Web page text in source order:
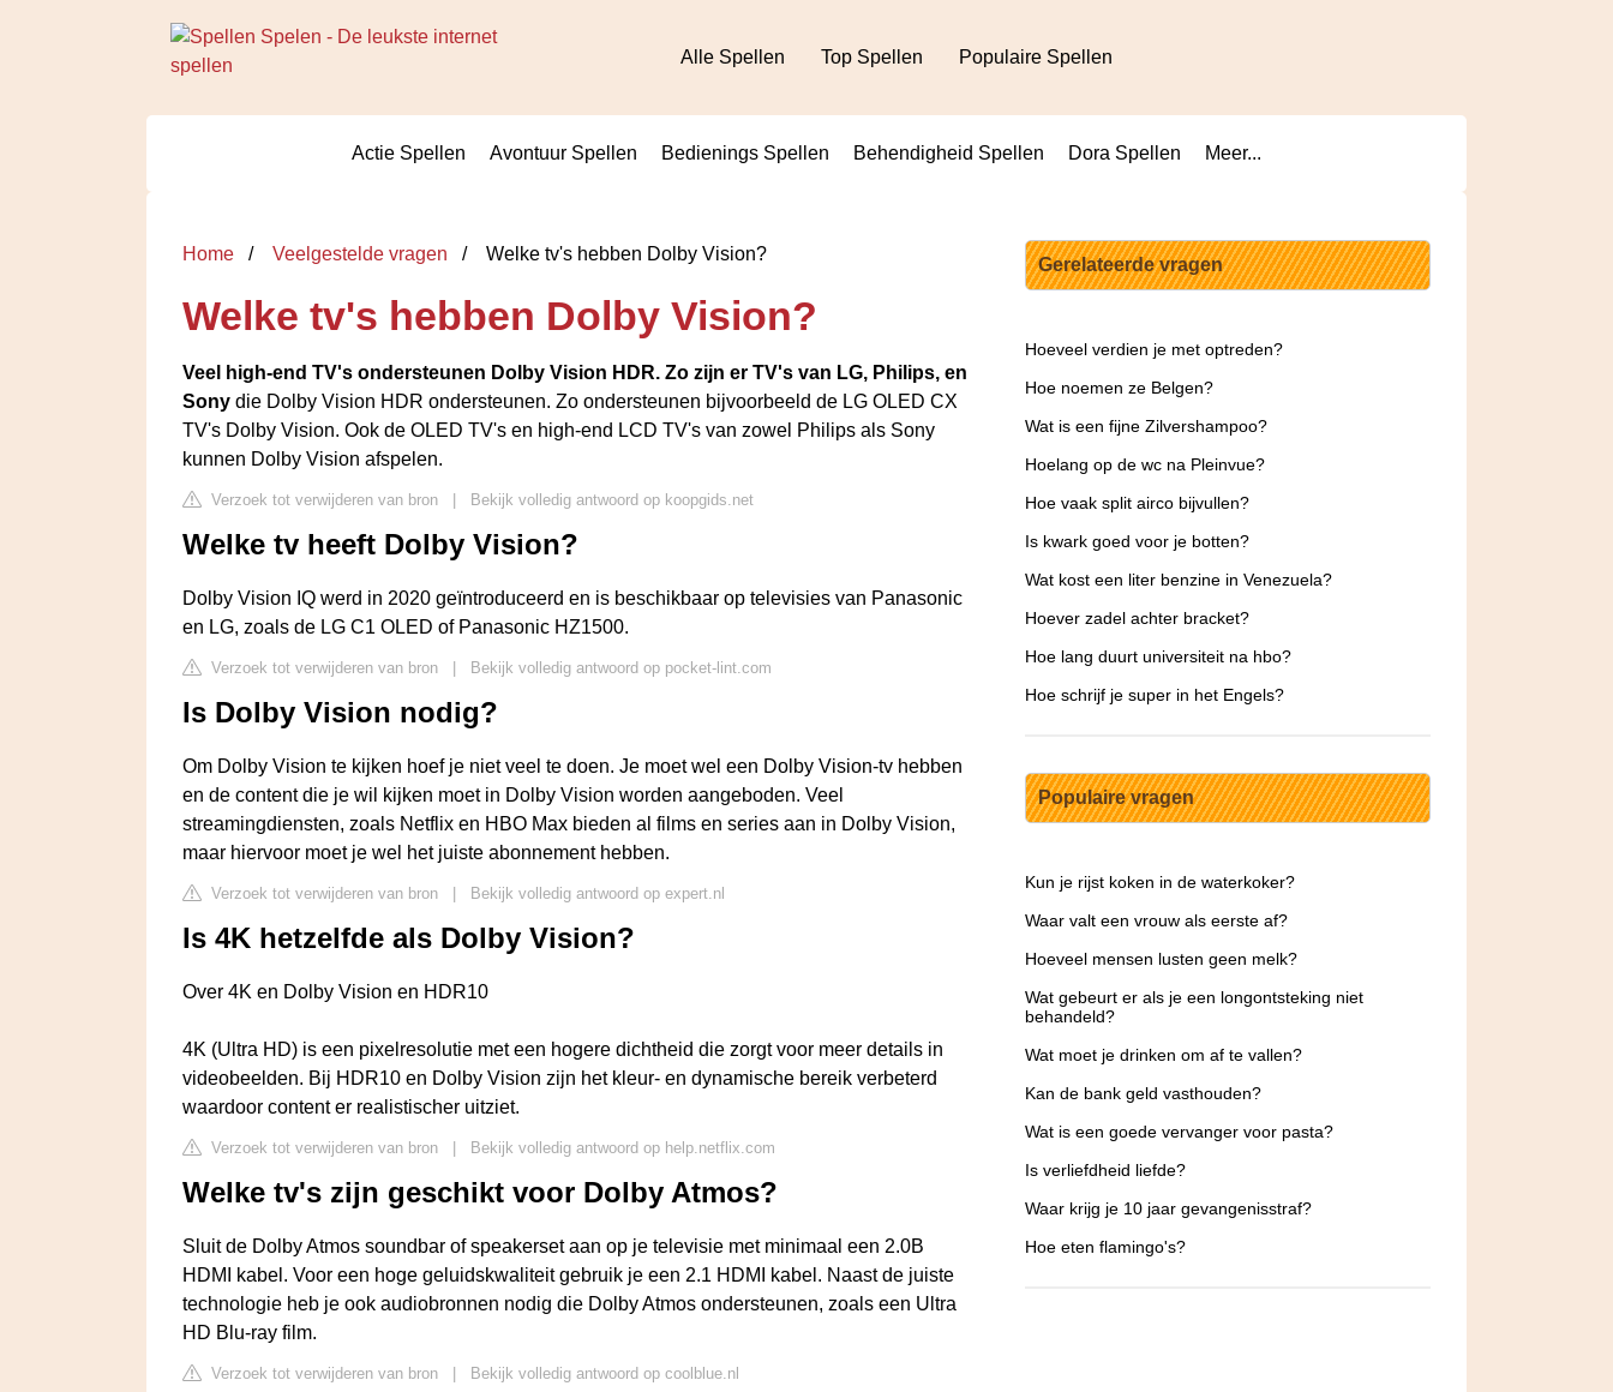
Alle Spellen Top Spellen Populaire Spellen
Actie Spellen Avontuur Spellen Bedienings Spellen Behendigheid Spellen Dora Spellen Meer...
Home Veelgestelde vragen Welke tv's hebben Dolby Vision?
Welke tv's hebben Dolby Vision?
Veel high-end TV's ondersteunen Dolby Vision HDR. Zo zijn er TV's van LG, Philips, en
Sony die Dolby Vision HDR ondersteunen. Zo ondersteunen bijvoorbeeld de LG OLED CX
TV's Dolby Vision. Ook de OLED TV's en high-end LCD TV's van zowel Philips als Sony
kunnen Dolby Vision afspelen.
Verzoek tot verwijderen van bron Bekijk volledig antwoord op koopgids.net
Welke tv heeft Dolby Vision?
Dolby Vision IQ werd in 2020 geïntroduceerd en is beschikbaar op televisies van Panasonic
en LG, zoals de LG C1 OLED of Panasonic HZ1500.
Verzoek tot verwijderen van bron Bekijk volledig antwoord op pocket-lint.com
Is Dolby Vision nodig?
Om Dolby Vision te kijken hoef je niet veel te doen. Je moet wel een Dolby Vision-tv hebben
en de content die je wil kijken moet in Dolby Vision worden aangeboden. Veel
streamingdiensten, zoals Netflix en HBO Max bieden al films en series aan in Dolby Vision,
maar hiervoor moet je wel het juiste abonnement hebben.
Verzoek tot verwijderen van bron Bekijk volledig antwoord op expert.nl
Is 4K hetzelfde als Dolby Vision?
Over 4K en Dolby Vision en HDR10
4K (Ultra HD) is een pixelresolutie met een hogere dichtheid die zorgt voor meer details in
videobeelden. Bij HDR10 en Dolby Vision zijn het kleur- en dynamische bereik verbeterd
waardoor content er realistischer uitziet.
Verzoek tot verwijderen van bron Bekijk volledig antwoord op help.netflix.com
Welke tv's zijn geschikt voor Dolby Atmos?
Sluit de Dolby Atmos soundbar of speakerset aan op je televisie met minimaal een 2.0B
HDMI kabel. Voor een hoge geluidskwaliteit gebruik je een 2.1 HDMI kabel. Naast de juiste
technologie heb je ook audiobronnen nodig die Dolby Atmos ondersteunen, zoals een Ultra
HD Blu-ray film.
Verzoek tot verwijderen van bron Bekijk volledig antwoord op coolblue.nl
Gerelateerde vragen
Hoeveel verdien je met optreden?
Hoe noemen ze Belgen?
Wat is een fijne Zilvershampoo?
Hoelang op de wc na Pleinvue?
Hoe vaak split airco bijvullen?
Is kwark goed voor je botten?
Wat kost een liter benzine in Venezuela?
Hoever zadel achter bracket?
Hoe lang duurt universiteit na hbo?
Hoe schrijf je super in het Engels?
Populaire vragen
Kun je rijst koken in de waterkoker?
Waar valt een vrouw als eerste af?
Hoeveel mensen lusten geen melk?
Wat gebeurt er als je een longontsteking niet
behandeld?
Wat moet je drinken om af te vallen?
Kan de bank geld vasthouden?
Wat is een goede vervanger voor pasta?
Is verliefdheid liefde?
Waar krijg je 10 jaar gevangenisstraf?
Hoe eten flamingo's?